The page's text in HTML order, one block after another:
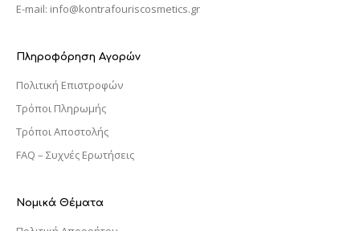
E-mail: info@kontrafouriscosmetics.gr
Πληροφόρηση Αγορών
Πολιτική Επιστροφών
Τρόποι Πληρωμής
Τρόποι Αποστολής
FAQ – Συχνές Ερωτήσεις
Νομικά Θέματα